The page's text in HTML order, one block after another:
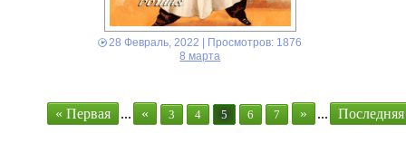
28 Февраль, 2022 | Просмотров: 1876
8 марта
« Первая ... « 3 4 5 6 7 » ...